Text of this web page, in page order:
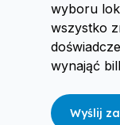
wyboru
wszystko
wynająć
Wyślij